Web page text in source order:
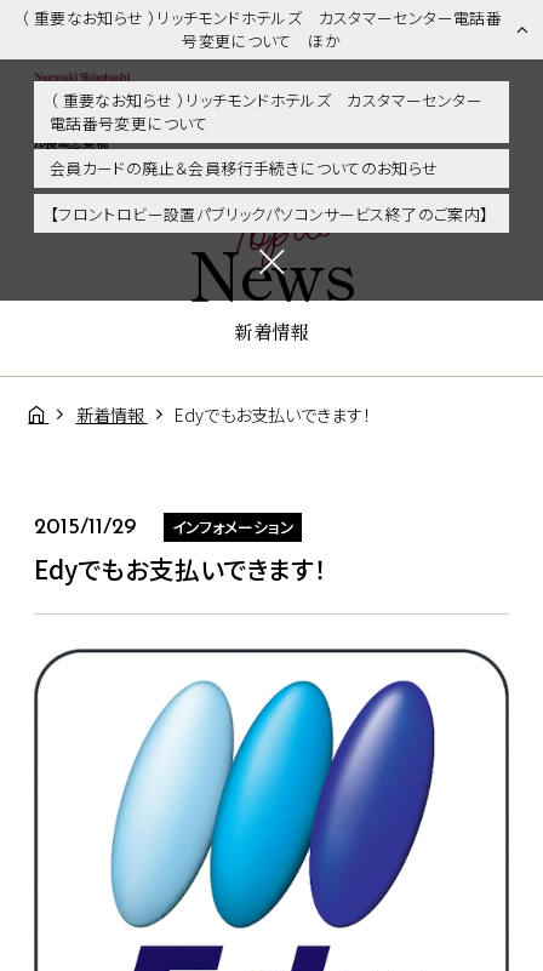
（ 重要なお知らせ ）リッチモンドホテルズ カスタマーセンター電話番
号変更について ほか
（ 重要なお知らせ ）リッチモンドホテルズ カスタマーセンター
電話番号変更について
会員カードの廃止＆会員移行手続きについてのお知らせ
【フロントロビー設置パブリックパソコンサービス終了のご案内】
新着情報 | 長崎市内・観光・グルメに好アクセス！リッチモンドホテ
ル長崎思案橋
News
Topics
新着情報
新着情報 Edyでもお支払いできます！
2015/11/29 インフォメーション
Edyでもお支払いできます！